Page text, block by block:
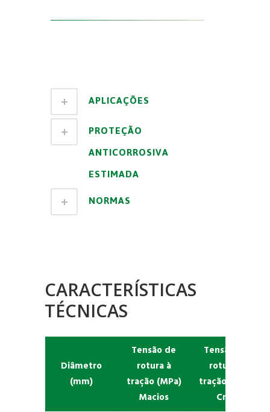
APLICAÇÕES
PROTEÇÃO
ANTICORROSIVA
ESTIMADA
NORMAS
CARACTERÍSTICAS
TÉCNICAS
Diâmetro
(mm)
Tensão de
rotura à
tração (MPa)
Macios
Tensão de
rotura à
tração (MPa)
Crus